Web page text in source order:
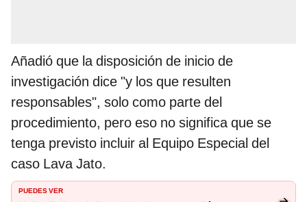
Añadió que la disposición de inicio de
investigación dice "y los que resulten
responsables", solo como parte del
procedimiento, pero eso no significa que se
tenga previsto incluir al Equipo Especial del
caso Lava Jato.
PUEDES VER